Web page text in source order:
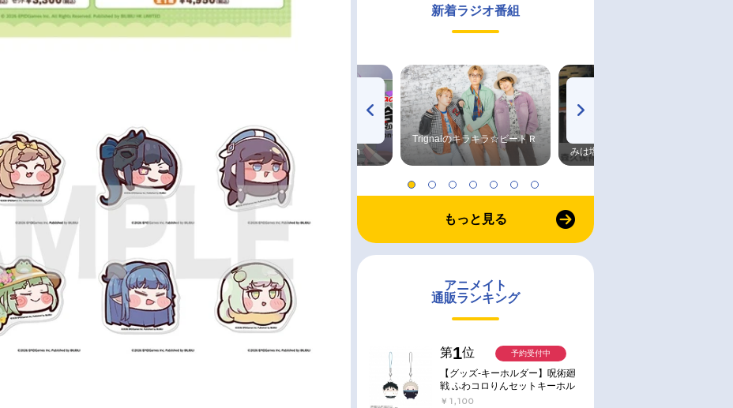
新着ラジオ番組
高橋美紀のおんぷの気持ち
♪ in アニメイトタイムズ
TVアニメ『戦隊大失格』
radio 大直会 2nd season
Trignalのキラキラ☆ビートＲ
みは塩だけ
もっと見る
アニメイト
通販ランキング
第1位
【グッズ-キーホルダー】呪術廻
戦 ふわコロりんセットキーホル
ダー【アニメイト特典付】
￥1,100
予約受付中